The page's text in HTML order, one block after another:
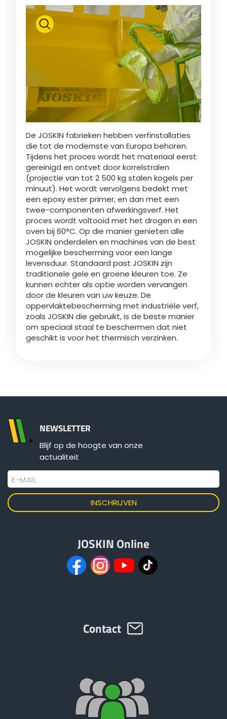
Svenska
한국의
日本語
中文
Português
Türk
العربية
رسید ن
De JOSKIN fabrieken hebben verfinstallaties
die tot de modernste van Europa behoren.
Tijdens het proces wordt het materiaal eerst
gereinigd en ontvet door korrelstralen
(projectie van tot 2 500 kg stalen kogels per
minuut). Het wordt vervolgens bedekt met
een epoxy ester primer, en dan met een
twee-componenten afwerkingsverf. Het
proces wordt voltooid met het drogen in een
oven bij 60°C. Op die manier genieten alle
JOSKIN onderdelen en machines van de best
mogelijke bescherming voor een lange
levensduur. Standaard past JOSKIN zijn
traditionele gele en groene kleuren toe. Ze
kunnen echter als optie worden vervangen
door de kleuren van uw keuze. De
oppervlaktebescherming met industriële verf,
zoals JOSKIN die gebruikt, is de beste manier
om speciaal staal te beschermen dat niet
geschikt is voor het thermisch verzinken.
NEWSLETTER
Blijf op de hoogte van onze
actualiteit
E-MAIL
JOSKIN Online
Contact